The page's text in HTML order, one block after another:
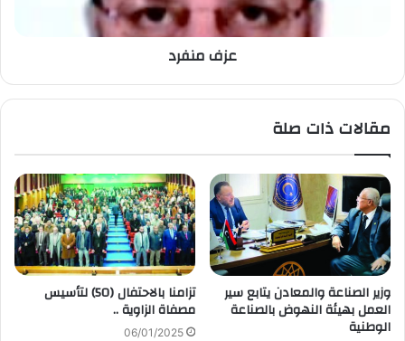
عزف منفرد
مقالات ذات صلة
وزير الصناعة والمعادن يتابع سير
العمل بهيئة النهوض بالصناعة
الوطنية
تزامنا بالاحتفال (50) لتأسيس
مصفاة الزاوية ..
06/01/2025